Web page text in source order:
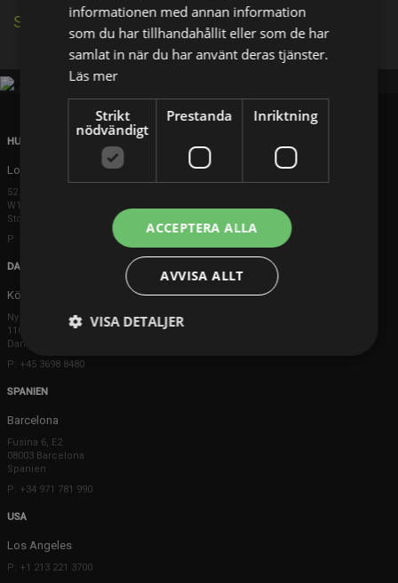
Se källa på IMDb
HUVUDKONTOR
London
52 Brook Street
W1K 5DS London
Storbritannien
P: +44 203 608 8181
DANMARK
Köpenhamn
Ny Østergade 20
1101 København K
Danmark
P: +45 3698 8480
SPANIEN
Barcelona
Fusina 6, E2
08003 Barcelona
Spanien
P: +34 971 781 990
USA
Los Angeles
P: +1 213 221 3700
informationen med annan information
som du har tillhandahållit eller som de har
samlat in när du har använt deras tjänster.
Läs mer
Strikt
nödvändigt
Prestanda Inriktning
ACCEPTERA ALLA
AVVISA ALLT
VISA DETALJER